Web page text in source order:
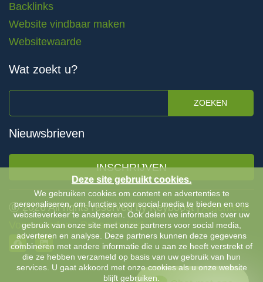
Backlinks
Website vindbaar maken
Websitewaarde
Wat zoekt u?
ZOEKEN
Nieuwsbrieven
INSCHRIJVEN
Ⓒ 2026 All rights reserved by Keyboost |Algemene
Voorwaarden-Privacybeleid
Deze site gebruikt cookies.
We gebruiken cookies om content en advertenties te
personaliseren, om functies voor social media te bieden en ons
websiteverkeer te analyseren. Ook delen we informatie over uw
gebruik van onze site met onze partners voor social media,
adverteren en analyse. Deze partners kunnen deze gegevens
combineren met andere informatie die u aan ze heeft verstrekt of
die ze hebben verzameld op basis van uw gebruik van hun
services. U gaat akkoord met onze cookies als u onze website
blijft gebruiken.